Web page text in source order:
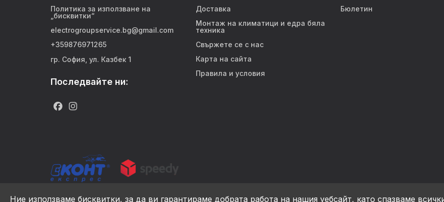
Ние използваме бисквитки, за да ви гарантираме добрата работа на нашия уебсайт, като спазваме
Политика за използване на
„бисквитки“
electrogroupservice.bg@gmail.com
+359876971265
гр. София, ул. Казбек 1
Последвайте ни:
Доставка
Монтаж на климатици и едра бяла
техника
Свържете се с нас
Карта на сайта
Правила и условия
Бюлетин